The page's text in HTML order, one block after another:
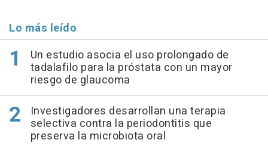
Lo más leído
Un estudio asocia el uso prolongado de
tadalafilo para la próstata con un mayor
riesgo de glaucoma
Investigadores desarrollan una terapia
selectiva contra la periodontitis que
preserva la microbiota oral